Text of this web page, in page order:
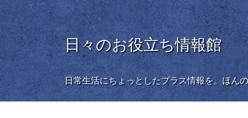
日々のお役立ち情報館
日常生活にちょっとしたプラス情報を。ほん